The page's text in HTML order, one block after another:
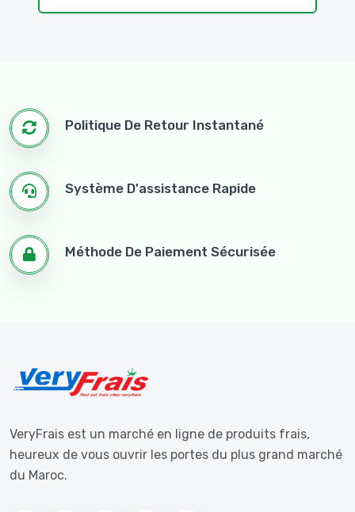
Politique De Retour Instantané
Système D'assistance Rapide
Méthode De Paiement Sécurisée
VeryFrais est un marché en ligne de produits frais,
heureux de vous ouvrir les portes du plus grand marché
du Maroc.